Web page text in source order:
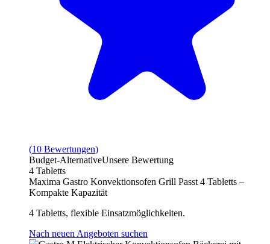
(10 Bewertungen)
Budget-AlternativeUnsere Bewertung
4 Tabletts
Maxima Gastro Konvektionsofen Grill Passt 4 Tabletts –
Kompakte Kapazität
4 Tabletts, flexible Einsatzmöglichkeiten.
Nach neuen Angeboten suchen